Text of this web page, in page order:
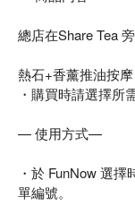
總店在Share Tea
熱石+香薰推油按
・購買時請選擇所
— 使用方式—
・於 FunNow 選
單編號。